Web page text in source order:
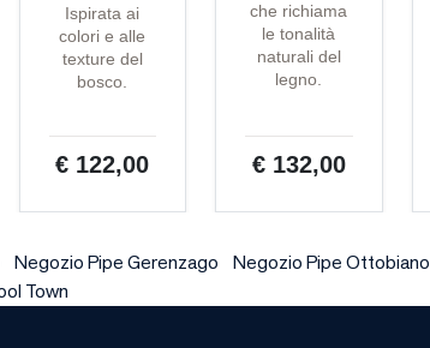
Ispirata ai
colori e alle
texture del
bosco.
€ 122,00
che richiama
le tonalità
naturali del
legno.
€ 132,00
Negozio Pipe Gerenzago Negozio Pipe Ottobiano
Town